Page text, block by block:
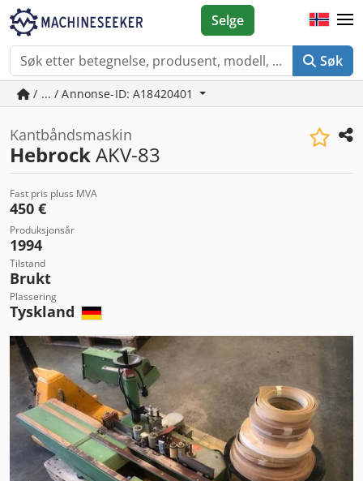
Søk
Selge
/ ... / Annonse-ID: A18420401
Kantbåndsmaskin
HebrockAKV-83
Fast pris pluss MVA
450 €
Produksjonsår
1994
Tilstand
Brukt
Plassering
Tyskland